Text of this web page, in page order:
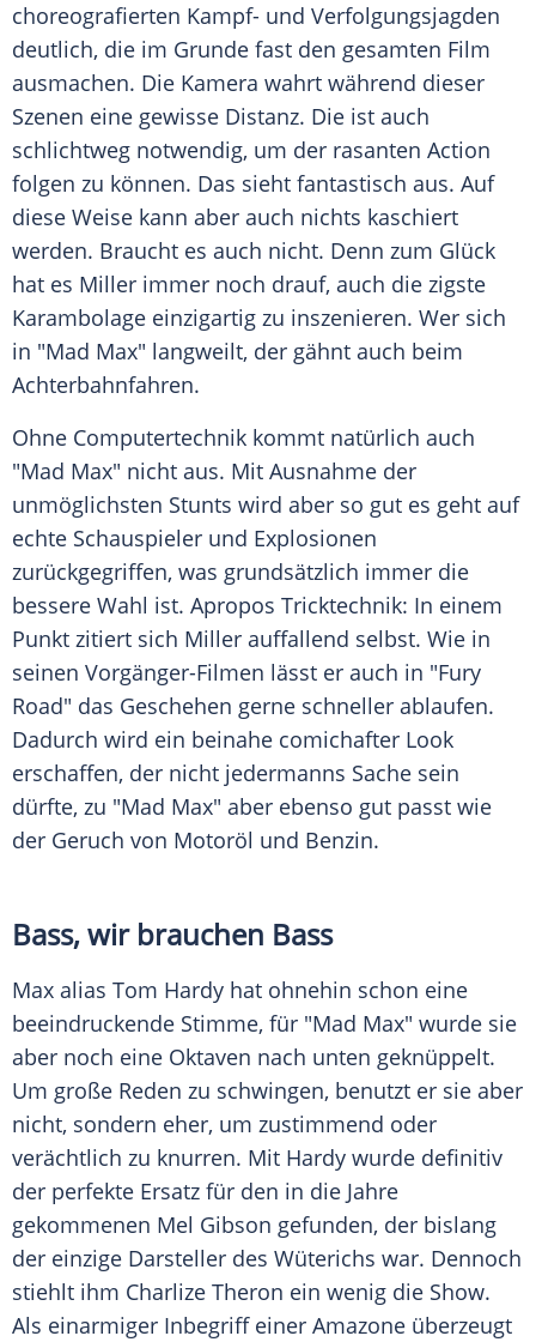
choreografierten Kampf- und Verfolgungsjagden
deutlich, die im Grunde fast den gesamten Film
ausmachen. Die Kamera wahrt während dieser
Szenen eine gewisse Distanz. Die ist auch
schlichtweg notwendig, um der rasanten Action
folgen zu können. Das sieht fantastisch aus. Auf
diese Weise kann aber auch nichts kaschiert
werden. Braucht es auch nicht. Denn zum Glück
hat es Miller immer noch drauf, auch die zigste
Karambolage einzigartig zu inszenieren. Wer sich
in "Mad Max" langweilt, der gähnt auch beim
Achterbahnfahren.
Ohne Computertechnik kommt natürlich auch
"Mad Max" nicht aus. Mit Ausnahme der
unmöglichsten Stunts wird aber so gut es geht auf
echte Schauspieler und Explosionen
zurückgegriffen, was grundsätzlich immer die
bessere Wahl ist. Apropos Tricktechnik: In einem
Punkt zitiert sich Miller auffallend selbst. Wie in
seinen Vorgänger-Filmen lässt er auch in "Fury
Road" das Geschehen gerne schneller ablaufen.
Dadurch wird ein beinahe comichafter Look
erschaffen, der nicht jedermanns Sache sein
dürfte, zu "Mad Max" aber ebenso gut passt wie
der Geruch von Motoröl und Benzin.
Bass, wir brauchen Bass
Max alias Tom Hardy hat ohnehin schon eine
beeindruckende Stimme, für "Mad Max" wurde sie
aber noch eine Oktaven nach unten geknüppelt.
Um große Reden zu schwingen, benutzt er sie aber
nicht, sondern eher, um zustimmend oder
verächtlich zu knurren. Mit Hardy wurde definitiv
der perfekte Ersatz für den in die Jahre
gekommenen Mel Gibson gefunden, der bislang
der einzige Darsteller des Wüterichs war. Dennoch
stiehlt ihm Charlize Theron ein wenig die Show.
Als einarmiger Inbegriff einer Amazone überzeugt